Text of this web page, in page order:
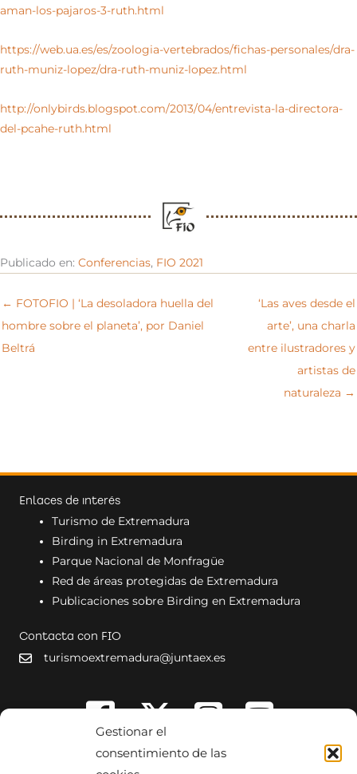
Gestionar el
consentimiento de las
aman-los-pajaros-3-ruth.html
https://web.ua.es/es/zoologia-vertebrados/fichas-personales/dra-
ruth-muniz-lopez/dra-ruth-muniz-lopez.html
http://onlybirds.blogspot.com/2013/04/entrevista-la-directora-
del-pcahe-ruth.html
Publicado en: Conferencias, FIO 2021
← FOTOFIO | ‘La desoladora huella del
hombre sobre el planeta’, por Daniel
Beltrá
‘Las aves desde el
arte’, una charla
entre ilustradores y
artistas de
naturaleza →
Enlaces de interés
Turismo de Extremadura
Birding in Extremadura
Parque Nacional de Monfragüe
Red de áreas protegidas de Extremadura
Publicaciones sobre Birding en Extremadura
Contacta con FIO
turismoextremadura@juntaex.es